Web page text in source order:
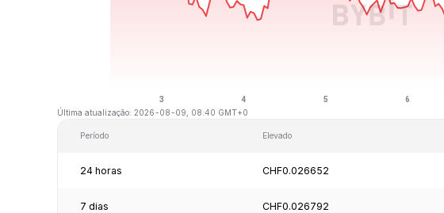
Última atualização: 2026-08-09, 08:40 GMT+0
Período Elevado
24 horas CHF0.026652
7 dias CHF0.026792